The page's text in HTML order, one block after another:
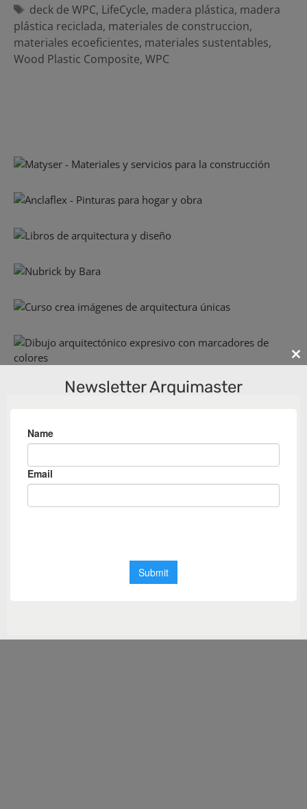
Etiquetas
deck de WPC, LifeCycle, madera plástica, madera
plástica reciclada, materiales de construccion,
materiales ecoeficientes, materiales sustentables,
Wood Plastic Composite, WPC
Newsletter Arquimaster